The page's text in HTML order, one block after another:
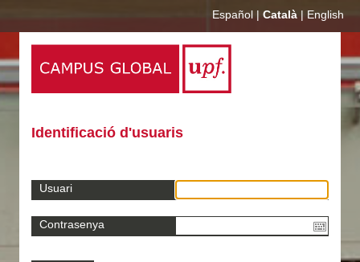
Español | Català | English
Identificació d'usuaris
Usuari
Contrasenya